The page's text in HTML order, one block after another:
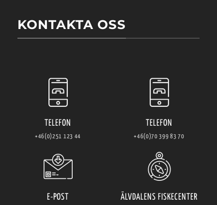
KONTAKTA OSS
TELEFON
+46(0)251 123 44
TELEFON
+46(0)70 399 83 70
E-POST ÄLVDALENS FISKECENTER